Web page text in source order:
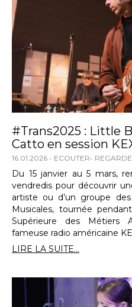
#Trans2025 : Little
Catto en session
16.01.2026 ECOUTER
Du 15 janvier au 5 mars,
vendredis pour découvrir
artiste ou d’un groupe
Musicales, tournée
Supérieure des Métiers
fameuse radio américaine
LIRE LA SUITE...